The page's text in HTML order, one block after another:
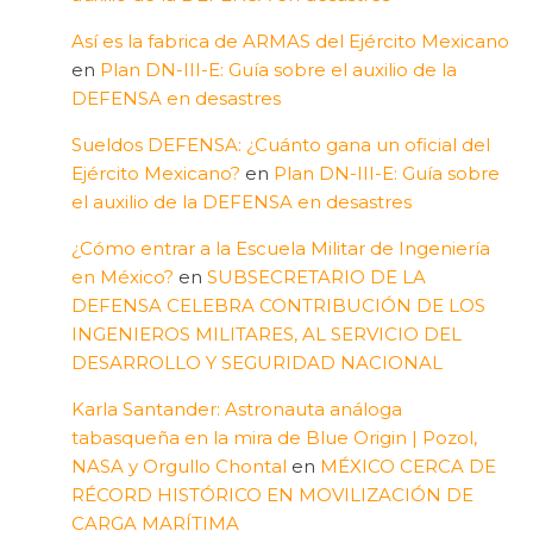
Así es la fabrica de ARMAS del Ejército Mexicano
en Plan DN-III-E: Guía sobre el auxilio de la
DEFENSA en desastres
Sueldos DEFENSA: ¿Cuánto gana un oficial del
Ejército Mexicano? en Plan DN-III-E: Guía sobre
el auxilio de la DEFENSA en desastres
¿Cómo entrar a la Escuela Militar de Ingeniería
en México? en SUBSECRETARIO DE LA
DEFENSA CELEBRA CONTRIBUCIÓN DE LOS
INGENIEROS MILITARES, AL SERVICIO DEL
DESARROLLO Y SEGURIDAD NACIONAL
Karla Santander: Astronauta análoga
tabasqueña en la mira de Blue Origin | Pozol,
NASA y Orgullo Chontal en MÉXICO CERCA DE
RÉCORD HISTÓRICO EN MOVILIZACIÓN DE
CARGA MARÍTIMA